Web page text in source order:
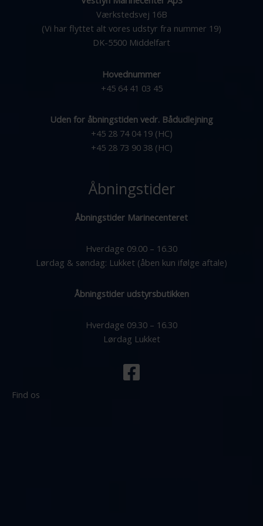
Værkstedsvej 16B
(Vi har flyttet alt vores udstyr fra nummer 19)
DK-5500 Middelfart
Hovednummer
+45 64 41 03 45
Uden for åbningstiden vedr. Bådudlejning
+45 28 74 04 19 (HC)
+45 28 73 90 38 (HC)
Åbningstider
Åbningstider Marinecenteret
Hverdage 09.00 – 16.30
Lørdag & søndag: Lukket (åben kun ifølge aftale)
Åbningstider udstyrsbutikken
Hverdage 09.30 – 16.30
Lørdag Lukket
Find os